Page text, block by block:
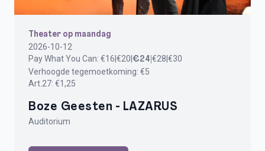
Theater op maandag
2026-10-12
Pay What You Can: €16|€20|€24| €28|€30
Verhoogde tegemoetkoming: €5
Art.27: €1,25
Boze Geesten - LAZARUS
Auditorium